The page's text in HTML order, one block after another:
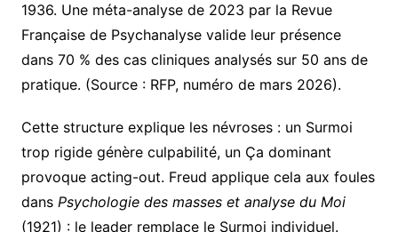
1936. Une méta-analyse de 2023 par la Revue
Française de Psychanalyse valide leur présence
dans 70 % des cas cliniques analysés sur 50 ans de
pratique. (Source : RFP, numéro de mars 2026).
Cette structure explique les névroses : un Surmoi
trop rigide génère culpabilité, un Ça dominant
provoque acting-out. Freud applique cela aux foules
dans Psychologie des masses et analyse du Moi
(1921) : le leader remplace le Surmoi individuel.